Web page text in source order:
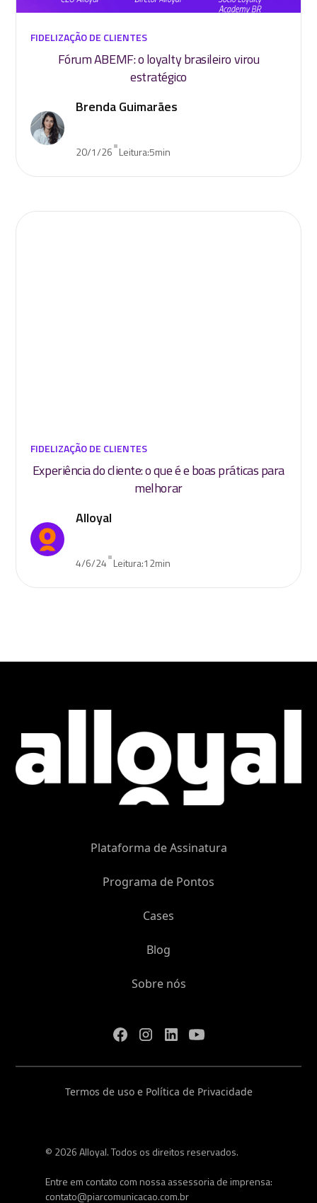
FIDELIZAÇÃO DE CLIENTES
Fórum ABEMF: o loyalty brasileiro virou
estratégico
Brenda Guimarães
20/1/26•Leitura:5min
FIDELIZAÇÃO DE CLIENTES
Experiência do cliente: o que é e boas práticas para
melhorar
Alloyal
4/6/24•Leitura:12min
Plataforma de Assinatura
Programa de Pontos
Cases
Blog
Sobre nós
© 2026 Alloyal. Todos os direitos reservados.
Entre em contato com nossa assessoria de imprensa:
contato@piarcomunicacao.com.br
Termos de uso e Política de Privacidade